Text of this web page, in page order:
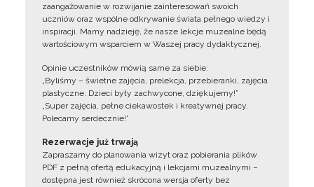
zaangażowanie w rozwijanie zainteresowań swoich
uczniów oraz wspólne odkrywanie świata pełnego wiedzy i
inspiracji. Mamy nadzieję, że nasze lekcje muzealne będą
wartościowym wsparciem w Waszej pracy dydaktycznej.
Opinie uczestników mówią same za siebie:
„Byliśmy – świetne zajęcia, prelekcja, przebieranki, zajęcia
plastyczne. Dzieci były zachwycone, dziękujemy!”
„Super zajęcia, pełne ciekawostek i kreatywnej pracy.
Polecamy serdecznie!”
Rezerwacje już trwają
Zapraszamy do planowania wizyt oraz pobierania plików
PDF z pełną ofertą edukacyjną i lekcjami muzealnymi –
dostępna jest również skrócona wersja oferty bez